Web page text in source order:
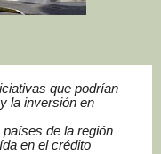
que podrían
la inversión en
de la región
en el crédito